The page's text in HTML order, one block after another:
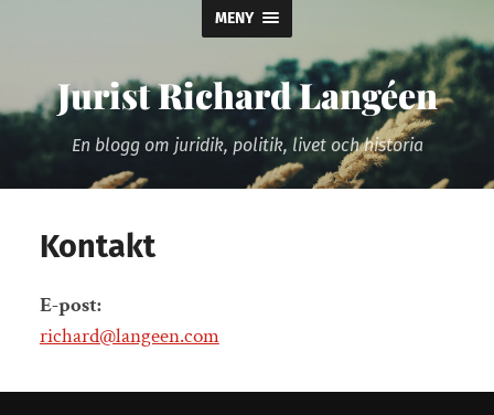
MENY
Jurist Richard Langéen
En blogg om juridik, politik, livet och historia
Kontakt
E-post:
richard@langeen.com